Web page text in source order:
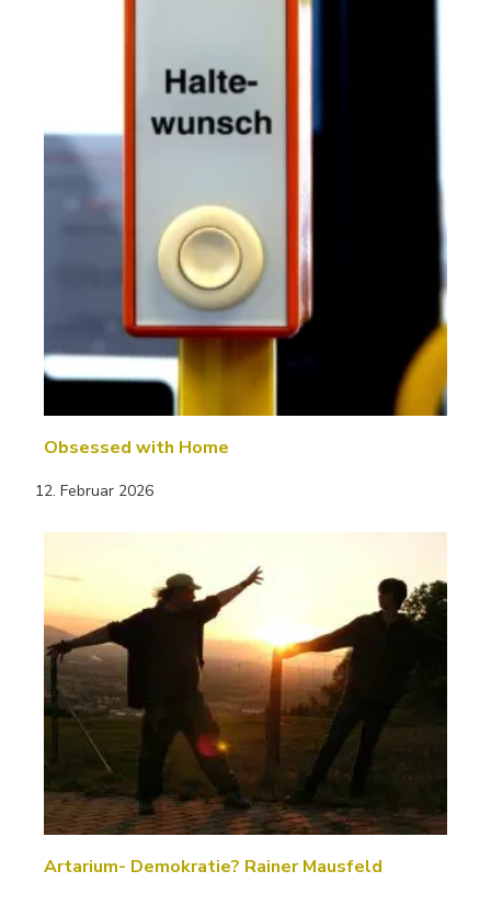
Obsessed with Home
12. Februar 2026
Artarium- Demokratie? Rainer Mausfeld